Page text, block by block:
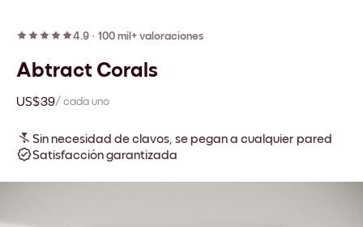
4.9 · 100 mil+ valoraciones
Abtract Corals
US$39/ cada uno
Sin necesidad de clavos, se pegan a cualquier pared
Satisfacción garantizada